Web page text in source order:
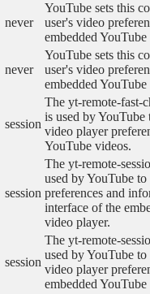
never
YouTube sets this
user's video
embedded
never
YouTube sets this
user's video
embedded
session
The yt-remote-fast-
is used by YouTube
video player
YouTube videos.
session
The yt-remote-
used by YouTube to
preferences and
interface of the
video player.
session
The yt-remote-
used by YouTube to
video player
embedded